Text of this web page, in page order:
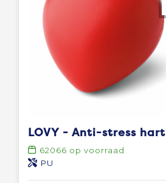
LOVY - Anti-stress hart
62066 op voorraad
PU